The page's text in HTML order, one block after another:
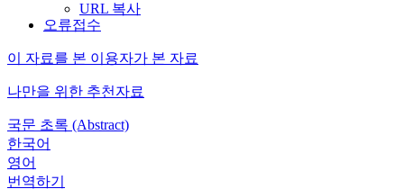
URL 복사
오류접수
이 자료를 본 이용자가 본 자료
나만을 위한 추천자료
국문 초록 (Abstract)
한국어
영어
번역하기